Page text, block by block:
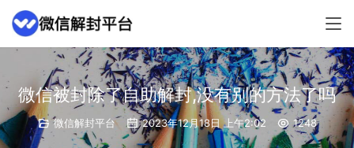
微信被封除了自助解封,没有别的方法了吗
微信解封平台 2023年12月18日 上午2:02 1248